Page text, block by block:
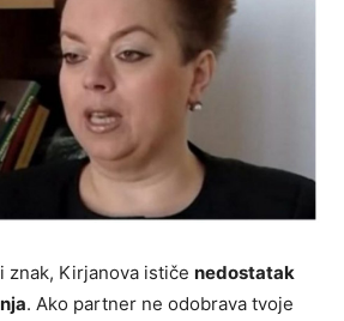
znak, Kirjanova ističe nedostatak
. Ako partner ne odobrava tvoje